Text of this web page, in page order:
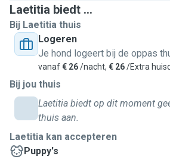
Laetitia biedt ...
Bij Laetitia thuis
Logeren
Je hond logeert bij de oppas
vanaf€ 26/nacht, € 26/Extra
Bij jou thuis
Laetitia biedt op dit moment
thuis aan.
Laetitia kan accepteren
Puppy's